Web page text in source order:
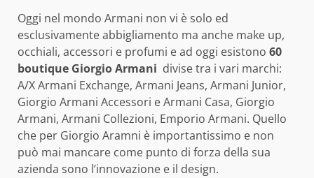
Oggi nel mondo Armani non vi è solo ed
esclusivamente abbigliamento ma anche make up,
occhiali, accessori e profumi e ad oggi esistono 60
boutique Giorgio Armani divise tra i vari marchi:
A/X Armani Exchange, Armani Jeans, Armani Junior,
Giorgio Armani Accessori e Armani Casa, Giorgio
Armani, Armani Collezioni, Emporio Armani. Quello
che per Giorgio Aramni è importantissimo e non
può mai mancare come punto di forza della sua
azienda sono l’innovazione e il design.